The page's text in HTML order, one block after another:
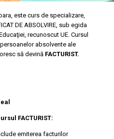
este curs de specializare,
DE ABSOLVIRE, sub egida
recunoscut UE. Cursul
absolvente ale
să devină FACTURIST.
FACTURIST:
emiterea facturilor